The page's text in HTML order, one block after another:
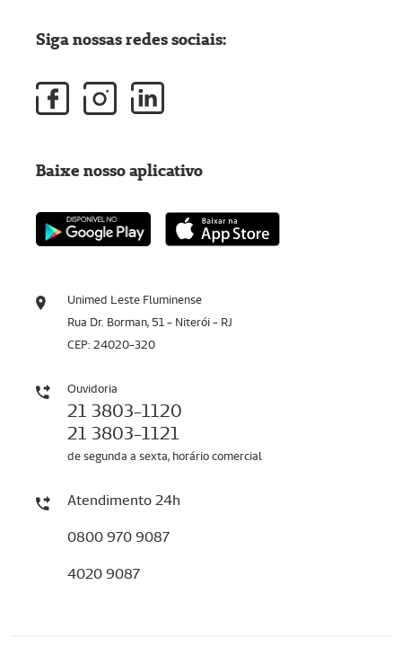
Unimed Leste Fluminense
Rua Dr. Borman, 51 - Niterói - RJ
CEP: 24020-320
Ouvidoria
21 3803-1120
21 3803-1121
de segunda a sexta, horário comercial
Atendimento 24h
0800 970 9087
4020 9087
Siga nossas redes sociais:
Baixe nosso aplicativo